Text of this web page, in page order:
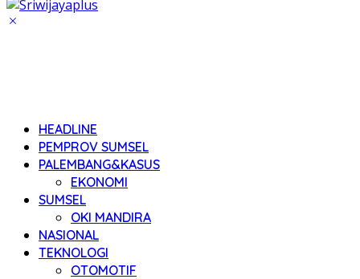
HEADLINE
PEMPROV SUMSEL
PALEMBANG&KASUS
EKONOMI
SUMSEL
OKI MANDIRA
NASIONAL
TEKNOLOGI
OTOMOTIF